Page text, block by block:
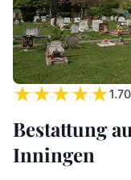
Bestattung
Inningen